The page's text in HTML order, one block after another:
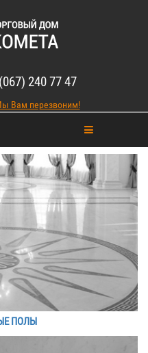
240 77 47
Вам перезвоним!
ПОЛЫ